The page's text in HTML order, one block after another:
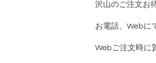
沢山のご注文お
お電話、Webに
Webご注文時に